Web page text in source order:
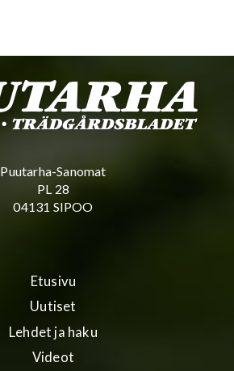
Puutarha-Sanomat
PL 28
04131 SIPOO
Etusivu
Uutiset
Lehdet ja haku
Videot